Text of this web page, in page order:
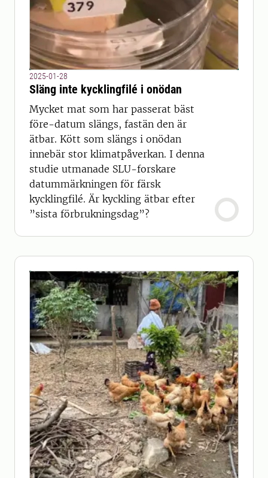
2025-01-28
Släng inte kycklingfilé i onödan
Mycket mat som har passerat bäst
före-datum slängs, fastän den är
ätbar. Kött som slängs i onödan
innebär stor klimatpåverkan. I denna
studie utmanade SLU-forskare
datummärkningen för färsk
kycklingfilé. Är kyckling ätbar efter
”sista förbrukningsdag”?